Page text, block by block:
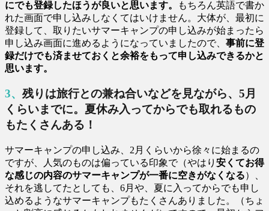
にでも登録したほうが良いと思います。
もちろん英語で書か
れた画面で申し込みしなくてはいけません。大体が、最初に
登録して、取りたいサマーキャンプの申し込みが始まったら
申し込み画面に進めるようになっていましたので、 事前に登
録だけでも済ませておくと余裕をもって申し込みできるかと
思います。
3、残りは旅行との兼ね合いなどを見ながら、5月
くらいまでに。夏休み入ってからでも取れるもの
もたくさんある！
サマーキャンプの申し込み、2月くらいから徐々に始まるの
ですが、人気のものは偏っている印象で（やはり 安くてお得
な感じの内容のサマーキャンプが一番に空きがなくなる）、
それを逃してたとしても、6月や、夏に入ってからでも申し
込めるようなサマーキャンプもたくさんありました。（ちょ